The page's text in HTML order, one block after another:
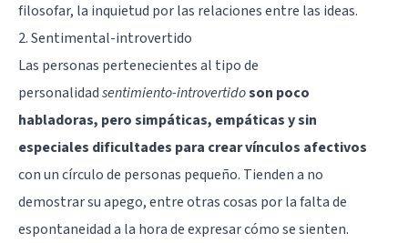
filosofar, la inquietud por las relaciones entre las ideas.
2. Sentimental-introvertido
Las personas pertenecientes al tipo de
personalidadsentimiento-introvertidoson poco
habladoras, pero simpáticas, empáticas y sin
especiales dificultades para crear vínculos afectivos
con un círculo de personas pequeño. Tienden a no
demostrar su apego, entre otras cosas por la falta de
espontaneidad a la hora de expresar cómo se sienten.